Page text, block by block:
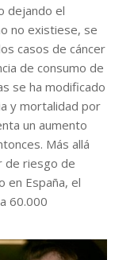
dejando el
no existiese, se
casos de cáncer
de consumo de
se ha modificado
y mortalidad por
un aumento
Más allá
de riesgo de
en España, el
60.000